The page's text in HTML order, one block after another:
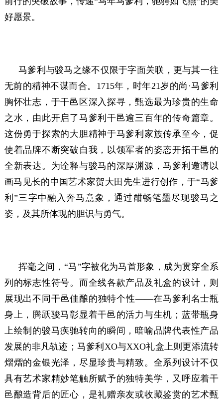
好愿景。
马爹利与骏马之缘不仅限于字面关联，更与其一往
无前的精神不谋而合。1715年，时年21岁的尚·马爹利
胸怀壮志，于干邑区深入探寻，甄选最为珍贵的生命
之水，由此开启了马爹利干邑逾三百年的传奇篇章。
这份勇于探索的大胆精神于马爹利家族传承至今，促
使着品牌不断突破自我，以领军者的姿态开拓干邑的
全新表达。为诠释与骏马的深厚渊源，马爹利邀请以
画马见长的中国艺术家贺大田先生进行创作，于“马爹
利”三字中融入奔马意象，通过酣畅笔墨尽现骏马之
姿，及其所体现的胆识与勇气。
挥毫之间，“马”字被化为马首形象，成为贯穿全系
列的标志性符号。而全线各款产品及礼盒的设计，则
展现出不同干邑佳酿的独特个性——在马爹利名士瓶
身上，腾跃骏马彰显着干邑的活力与生机；蓝带瓶身
上绘制的骏马疾驰转向的瞬间，暗喻品牌代表性产品
发展的非凡轨迹；马爹利XO与XXO礼盒上则更添流转
熠熠的金银光泽，尽显珍贵与精致。全系列设计不仅
具有艺术家精妙笔触所赋予的独特美学，又呼应着干
邑酿造背后的匠心，是礼赠亲友或收藏鉴赏的艺术甄